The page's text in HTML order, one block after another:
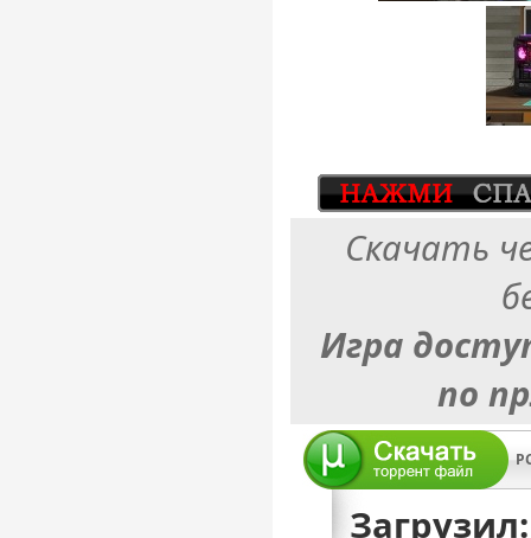
Скачать
Игра
по
Загрузил: